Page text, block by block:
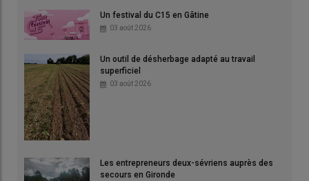
Un festival du C15 en Gâtine
03 août 2026
Un outil de désherbage adapté au travail
superficiel
03 août 2026
Les entrepreneurs deux-sévriens auprès des
secours en Gironde